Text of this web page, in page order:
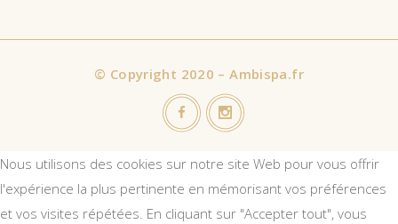
© Copyright 2020 – Ambispa.fr
Nous utilisons des cookies sur notre site Web pour vous offrir
l'expérience la plus pertinente en mémorisant vos préférences
et vos visites répétées. En cliquant sur "Accepter tout", vous